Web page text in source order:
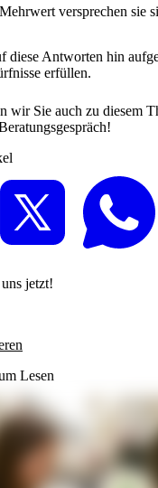
versprechen sie
diese Antworten hin
erfüllen.
wir Sie auch zu diesem
jetzt!
Lesen